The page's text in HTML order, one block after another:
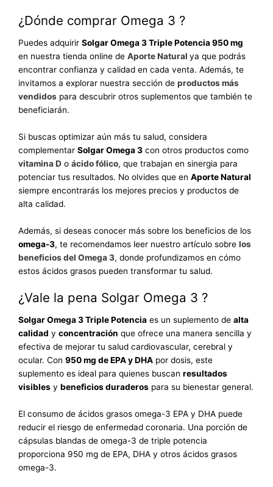
¿Dónde comprar Omega 3 ?
Puedes adquirir Solgar Omega 3 Triple Potencia 950 mg
en nuestra tienda online de Aporte Natural ya que podrás
encontrar confianza y calidad en cada venta. Además, te
invitamos a explorar nuestra sección de productos más
vendidos para descubrir otros suplementos que también te
beneficiarán.
Si buscas optimizar aún más tu salud, considera
complementar Solgar Omega 3 con otros productos como
vitamina D o ácido fólico, que trabajan en sinergia para
potenciar tus resultados. No olvides que en Aporte Natural
siempre encontrarás los mejores precios y productos de
alta calidad.
Además, si deseas conocer más sobre los beneficios de los
omega-3, te recomendamos leer nuestro artículo sobre los
beneficios del Omega 3, donde profundizamos en cómo
estos ácidos grasos pueden transformar tu salud.
¿Vale la pena Solgar Omega 3 ?
Solgar Omega 3 Triple Potencia es un suplemento de alta
calidad y concentración que ofrece una manera sencilla y
efectiva de mejorar tu salud cardiovascular, cerebral y
ocular. Con 950 mg de EPA y DHA por dosis, este
suplemento es ideal para quienes buscan resultados
visibles y beneficios duraderos para su bienestar general.
El consumo de ácidos grasos omega-3 EPA y DHA puede
reducir el riesgo de enfermedad coronaria. Una porción de
cápsulas blandas de omega-3 de triple potencia
proporciona 950 mg de EPA, DHA y otros ácidos grasos
omega-3.